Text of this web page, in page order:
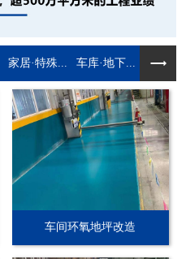
家居·特殊... 车库·地下...
车间环氧地坪改造